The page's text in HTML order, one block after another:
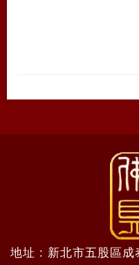
地址 : 新北市五股區成